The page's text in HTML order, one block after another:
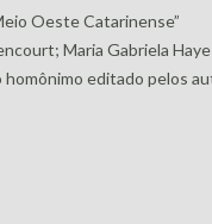
Oeste Catarinense”
Maria Gabriela
editado pelos